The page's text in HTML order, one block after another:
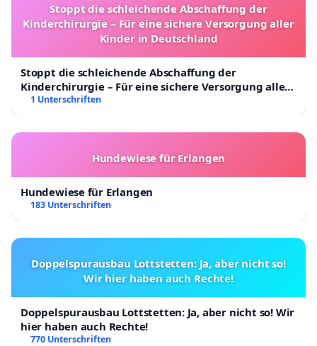
Stoppt die schleichende Abschaffung der
Kinderchirurgie – Für eine sichere Versorgung aller
Kinder in Deutschland
Stoppt die schleichende Abschaffung der
Kinderchirurgie – Für eine sichere Versorgung aller
Kinder in Deutschland
1 Unterschriften
Hundewiese für Erlangen
Hundewiese für Erlangen
183 Unterschriften
Doppelspurausbau Lottstetten: Ja, aber nicht so!
Wir hier haben auch Rechte!
Doppelspurausbau Lottstetten: Ja, aber nicht so! Wir
hier haben auch Rechte!
770 Unterschriften